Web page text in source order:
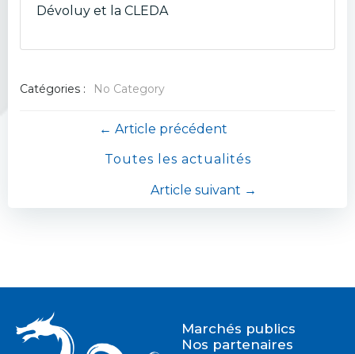
Dévoluy et la CLEDA
Catégories : No Category
Navigation
de
l’article
← Article précédent
Toutes les actualités
Navigation
Article suivant →
Marchés publics
Nos partenaires